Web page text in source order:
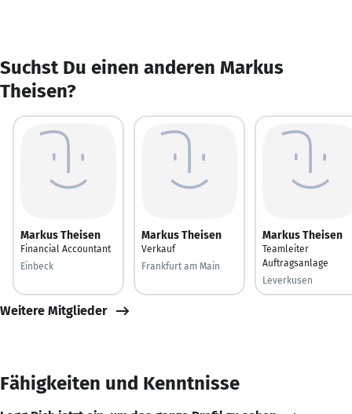
Suchst Du einen anderen Markus
Theisen?
Markus Theisen
Financial Accountant
Einbeck
Markus Theisen
Verkauf
Frankfurt am Main
Markus Theisen
Teamleiter
Auftragsanlage
Leverkusen
Weitere Mitglieder
Fähigkeiten und Kenntnisse